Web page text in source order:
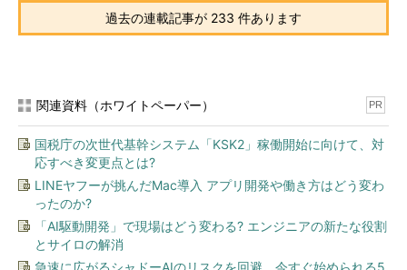
過去の連載記事が 233 件あります
関連資料（ホワイトペーパー） PR
国税庁の次世代基幹システム「KSK2」稼働開始に向けて、対
応すべき変更点とは?
LINEヤフーが挑んだMac導入 アプリ開発や働き方はどう変わ
ったのか?
「AI駆動開発」で現場はどう変わる? エンジニアの新たな役割
とサイロの解消
急速に広がるシャドーAIのリスクを回避、今すぐ始められる5